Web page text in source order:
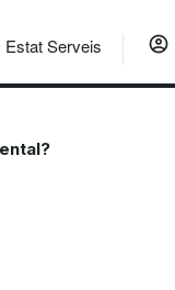
Estat Serveis